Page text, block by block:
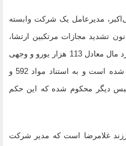
علی‌اکبر، مدیرعامل یک شرکت وابسته
راه بود که به استناد ماده 2 قانون تشدید مجازات مرتکبین ارتشا،
اختلاس و کلاهبرداری به دو سال حبس و رد مال معادل 113 هزار یورو و وجهی
که به عنوان رشوه دریافت شده محکوم شده است و به استناد مواد 592 و
اسلامی به 3 سال حبس دیگر محکوم شده که این حکم
فرزند غلامرضا است که مدیر شرکت